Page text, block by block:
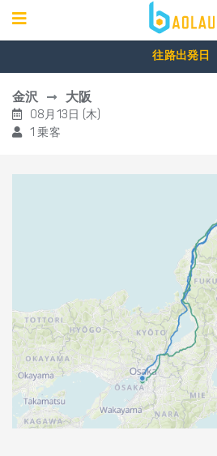
往路出発日
金沢 大阪
08月13日 (木)
1 乗客